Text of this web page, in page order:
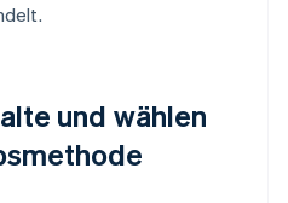
und wählen